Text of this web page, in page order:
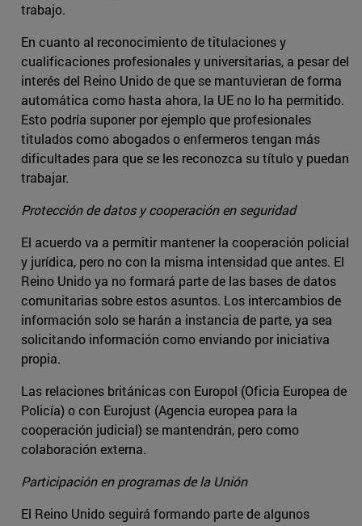
trabajo.
En cuanto al reconocimiento de titulaciones y
cualificaciones profesionales y universitarias, a pesar del
interés del Reino Unido de que se mantuvieran de forma
automática como hasta ahora, la UE no lo ha permitido.
Esto podría suponer por ejemplo que profesionales
titulados como abogados o enfermeros tengan más
dificultades para que se les reconozca su título y puedan
trabajar.
Protección de datos y cooperación en seguridad
El acuerdo va a permitir mantener la cooperación policial
y jurídica, pero no con la misma intensidad que antes. El
Reino Unido ya no formará parte de las bases de datos
comunitarias sobre estos asuntos. Los intercambios de
información solo se harán a instancia de parte, ya sea
solicitando información como enviando por iniciativa
propia.
Las relaciones británicas con Europol (Oficia Europea de
Policía) o con Eurojust (Agencia europea para la
cooperación judicial) se mantendrán, pero como
colaboración externa.
Participación en programas de la Unión
El Reino Unido seguirá formando parte de algunos